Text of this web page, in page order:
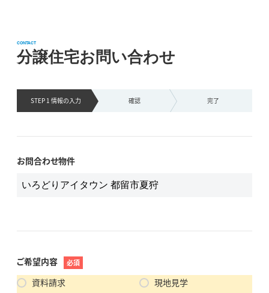
分譲住宅お問い合わせ
CONTACT
STEP 1 情報の入力 確認 完了
お問合わせ物件
ご希望内容 必須
資料請求
現地見学